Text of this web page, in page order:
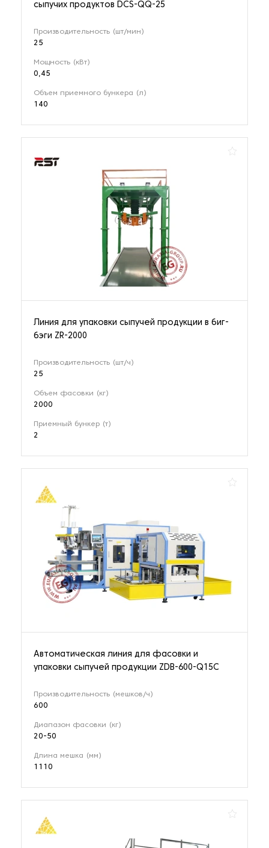
сыпучих продуктов DCS-QQ-25
Производительность (шт/мин)
25
Мощность (кВт)
0,45
Объем приемного бункера (л)
140
Линия для упаковки сыпучей продукции в биг-
бэги ZR-2000
Производительность (шт/ч)
25
Объем фасовки (кг)
2000
Приемный бункер (т)
2
Автоматическая линия для фасовки и
упаковки сыпучей продукции ZDB-600-Q15C
Производительность (мешков/ч)
600
Диапазон фасовки (кг)
20-50
Длина мешка (мм)
1110